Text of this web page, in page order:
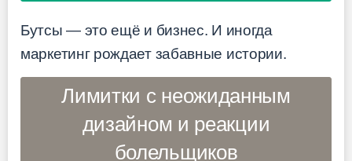
Бутсы — это ещё и бизнес. И иногда
маркетинг рождает забавные истории.
Лимитки с неожиданным
дизайном и реакции
болельщиков